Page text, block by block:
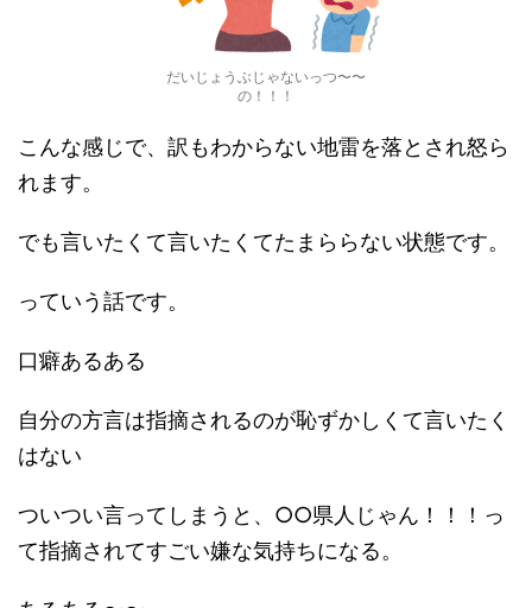
だいじょうぶじゃないっつ〜〜
の！！！
こんな感じで、訳もわからない地雷を落とされ怒ら
れます。
でも言いたくて言いたくてたまららない状態です。
っていう話です。
口癖あるある
自分の方言は指摘されるのが恥ずかしくて言いたく
はない
ついつい言ってしまうと、○○県人じゃん！！！っ
て指摘されてすごい嫌な気持ちになる。